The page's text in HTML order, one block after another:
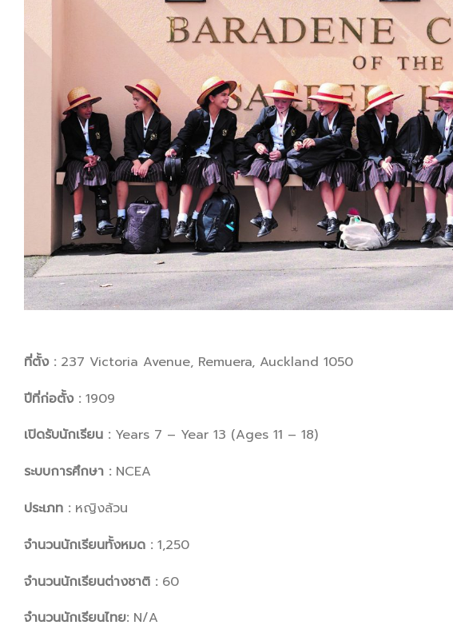
ที่ตั้ง :237 Victoria Avenue, Remuera, Auckland 1050
ปีที่ก่อตั้ง :1909
เปิดรับนักเรียน :Years 7 – Year 13 (Ages 11 – 18)
ระบบการศึกษา :NCEA
ประเภท :หญิงล้วน
จำนวนนักเรียนทั้งหมด :1,250
จำนวนนักเรียนต่างชาติ :60
จำนวนนักเรียนไทย:N/A